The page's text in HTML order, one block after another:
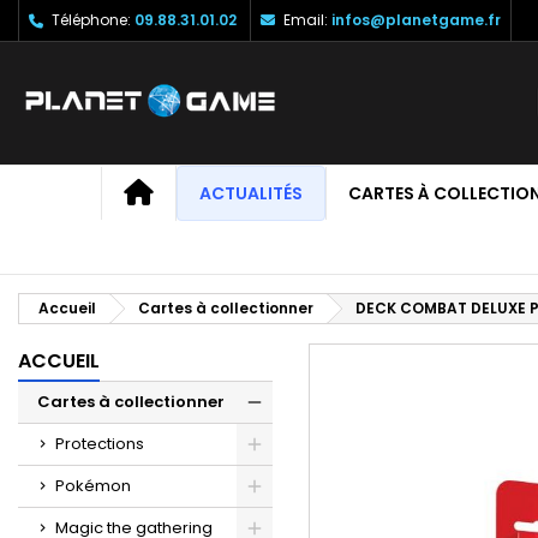
Téléphone: 09.88.31.01.02 Email: infos@planetgame.fr
ACCUEILACTUALITÉS CARTES À
Accueil Cartes à collectionner DECK COMBAT DELUXE
ACCUEIL
Cartes à collectionner
Protections
Pokémon
Magic the gathering